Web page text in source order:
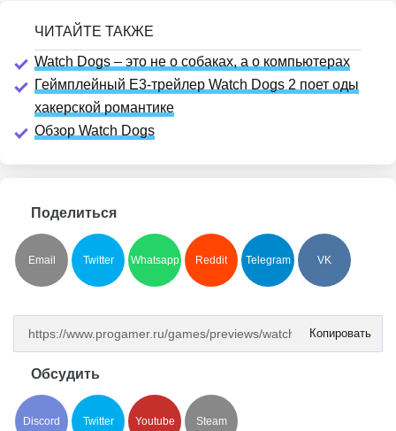
Watch Dogs – это не о собаках, а о компьютерах
Геймплейный E3-трейлер Watch Dogs 2 поет оды
хакерской романтике
Обзор Watch Dogs
Поделиться
Email Twitter Whatsapp Reddit Telegram VK
Копировать
Обсудить
Discord Twitter Youtube Steam